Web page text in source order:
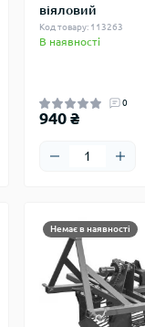
віяловий
Код товару: 113263
В наявності
0
940 ₴
Немає в наявності